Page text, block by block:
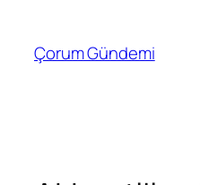
Çorum Gündemi